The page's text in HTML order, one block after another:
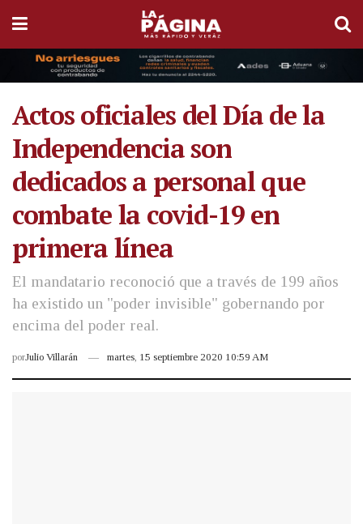
Actos oficiales del Día de la
Independencia son
dedicados a personal que
combate la covid-19 en
primera línea
El mandatario reconoció que a través de 199 años
ha existido un "poder invisible" gobernando por
encima del poder real.
porJulio Villarán martes, 15 septiembre 2020 10:59 AM